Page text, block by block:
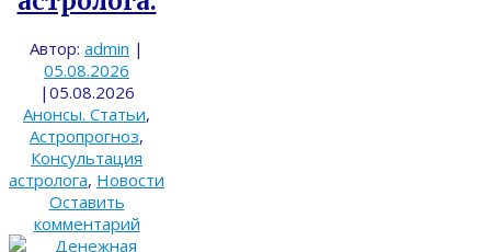
Автор: admin |
05.08.2026
| 05.08.2026
Анонсы. Статьи,
Астропрогноз,
Консультация
астролога, Новости
Оставить
комментарий